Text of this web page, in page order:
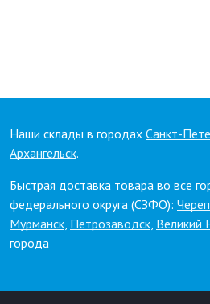
Наши склады в городах Санкт-
Архангельск.
Быстрая доставка товара во все
федерального округа (СЗФО):
Мурманск, Петрозаводск, Великий
города